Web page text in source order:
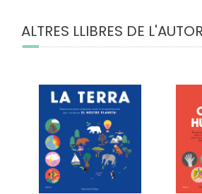
ALTRES LLIBRES DE L'AUTOR